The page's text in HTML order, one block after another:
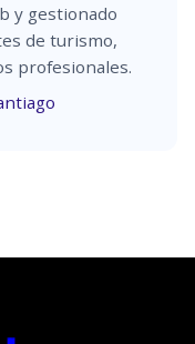
y gestionado
de turismo,
profesionales.